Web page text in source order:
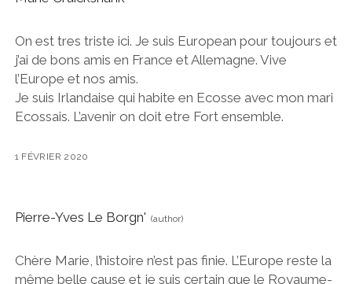
On est tres triste ici. Je suis European pour toujours et
j’ai de bons amis en France et Allemagne. Vive
l’Europe et nos amis.
Je suis Irlandaise qui habite en Ecosse avec mon mari
Ecossais. L’avenir on doit etre Fort ensemble.
1 FÉVRIER 2020
Pierre-Yves Le Borgn'
Chère Marie, l’histoire n’est pas finie. L’Europe reste la
même belle cause et je suis certain que le Royaume-